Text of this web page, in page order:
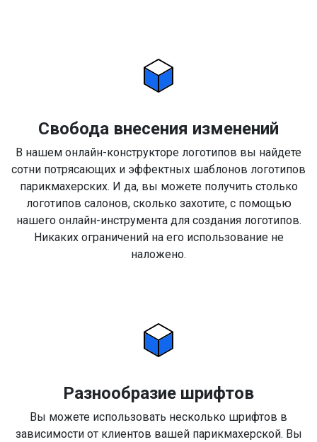
Свобода внесения изменений
В нашем онлайн-конструкторе логотипов вы найдете
сотни потрясающих и эффектных шаблонов логотипов
парикмахерских. И да, вы можете получить столько
логотипов салонов, сколько захотите, с помощью
нашего онлайн-инструмента для создания логотипов.
Никаких ограничений на его использование не
наложено.
Разнообразие шрифтов
Вы можете использовать несколько шрифтов в
зависимости от клиентов вашей парикмахерской. Вы